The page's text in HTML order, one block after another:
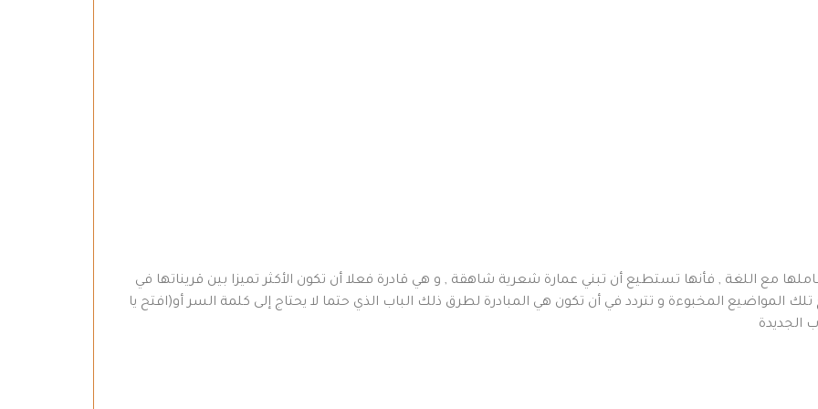
مع اللغة , فأنها تستطيع أن تبني عمارة شعرية شاهقة , و هي قادرة فعلا أن تكون الأكثر تميزا بين قريناتها في
المواضيع المخبوءة و تتردد في أن تكون هي المبادرة لطرق ذلك الباب الذي حتما لا يحتاج إلى كلمة السر أو(افتح يا
الجديدة